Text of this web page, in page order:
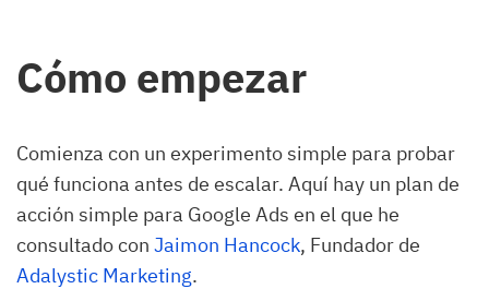
Cómo empezar
Comienza con un experimento simple para probar
qué funciona antes de escalar. Aquí hay un plan de
acción simple para Google Ads en el que he
consultado con Jaimon Hancock, Fundador de
Adalystic Marketing.